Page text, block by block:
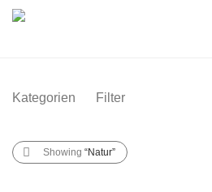
Kategorien Filter
Showing “Natur”